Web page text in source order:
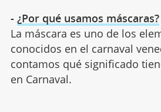
- ¿Por qué usamos máscaras?
La máscara es uno de los
conocidos en el carnaval
contamos qué significado
en Carnaval.